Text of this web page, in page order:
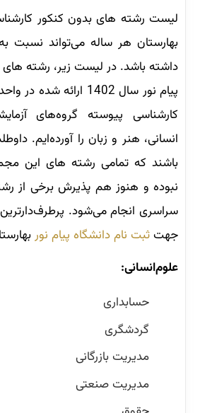
لیست رشته های بدون کنکور
بهارستان هر ساله می‌تواند نسبت
داشته باشد. در لیست زیر، رشته های
پیام نور سال 1402
کارشناسی پیوسته گروه‌های
انسانی، هنر و زبان را آورده‌ایم.
باشند که تمامی رشته های این
نبوده و هنوز هم پذیرش برخی از
سراسری انجام می‌شود.
جهتثبت نام دانشگاه پیام نور
علوم‌انسانی:
حسابداری
گردشگری
مدیریت بازرگانی
مدیریت صنعتی